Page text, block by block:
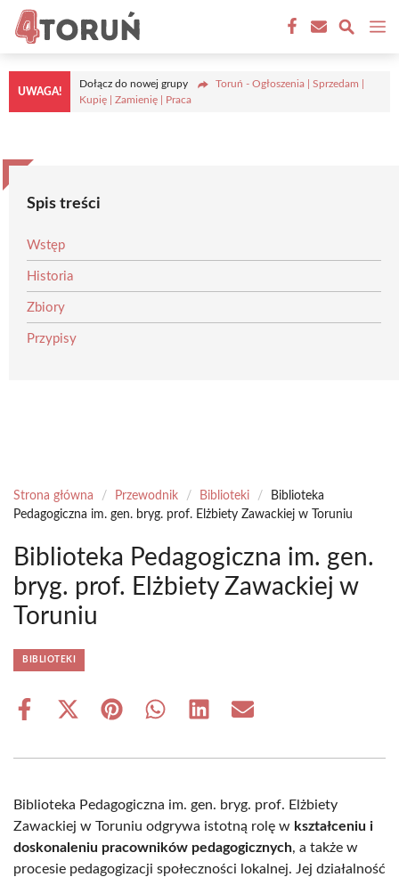
Przejdź
treści
UWAGA!
Dołącz do nowej grupy
Toruń - Ogłoszenia | Sprzedam |
Kupię | Zamienię | Praca
Spis treści
Wstęp
Historia
Zbiory
Przypisy
Strona główna / Przewodnik / Biblioteki /
Biblioteka
Pedagogiczna im. gen. bryg. prof. Elżbiety Zawackiej w Toruniu
Biblioteka Pedagogiczna im. gen.
bryg. prof. Elżbiety Zawackiej w
Toruniu
BIBLIOTEKI
Share
Share
(Twitter)
Share Share Share Share
Biblioteka Pedagogiczna im. gen. bryg. prof. Elżbiety
Zawackiej w Toruniu odgrywa istotną rolę w kształceniu i
doskonaleniu pracowników pedagogicznych, a także w
procesie pedagogizacji społeczności lokalnej. Jej działalność